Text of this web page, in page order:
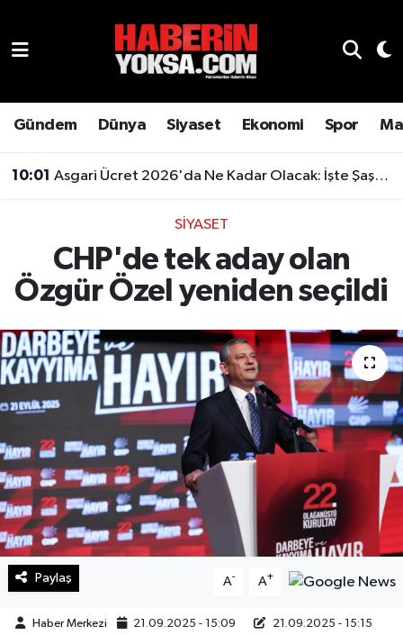
Gündem Dünya Siyaset Ekonomi Spor
10:01 Asgari Ücret 2026'da Ne Kadar Olacak: İşte Şaşırtan Rakam
SIYASET
CHP'de tek aday olan
Özgür Özel yeniden seçildi
Paylaş A- A+
Haber Merkezi 21.09.2025 - 15:09 21.09.2025 - 15:15
Genel
Gündem
Magazin
Otomobil
Sağlık
Teknoloji
Yaşam
Hava Durumu
Son Dakika Haberleri
Haber Arşivi